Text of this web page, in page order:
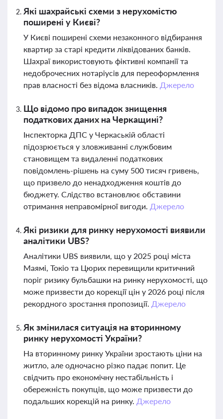
Які шахрайські схеми з нерухомістю
поширені у Києві?
У Києві поширені схеми незаконного відбирання
квартир за старі кредити ліквідованих банків.
Шахраї використовують фіктивні компанії та
недоброчесних нотаріусів для переоформлення
прав власності без відома власників. Джерело
Що відомо про випадок знищення
податкових даних на Черкащині?
Інспекторка ДПС у Черкаській області
підозрюється у зловживанні службовим
становищем та видаленні податкових
повідомлень-рішень на суму 500 тисяч гривень,
що призвело до ненадходження коштів до
бюджету. Слідство встановлює обставини
отримання неправомірної вигоди. Джерело
Які ризики для ринку нерухомості виявили
аналітики UBS?
Аналітики UBS виявили, що у 2025 році міста
Маямі, Токіо та Цюрих перевищили критичний
поріг ризику бульбашки на ринку нерухомості, що
може призвести до корекції цін у 2026 році після
рекордного зростання пропозиції. Джерело
Як змінилася ситуація на вторинному
ринку нерухомості України?
На вторинному ринку України зростають ціни на
житло, але одночасно різко падає попит. Це
свідчить про економічну нестабільність і
обережність покупців, що може призвести до
подальших корекцій на ринку. Джерело